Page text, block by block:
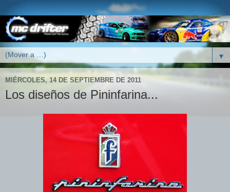
▼
MIÉRCOLES, 14 DE SEPTIEMBRE DE 2011
Los diseños de Pininfarina...